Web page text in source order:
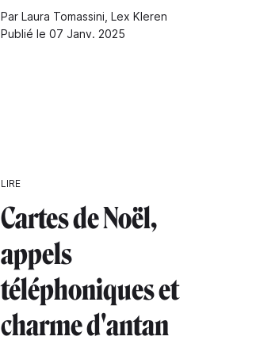
Par Laura Tomassini, Lex Kleren
Publié le 07 Janv. 2025
LIRE
Cartes de Noël,
appels
téléphoniques et
charme d'antan